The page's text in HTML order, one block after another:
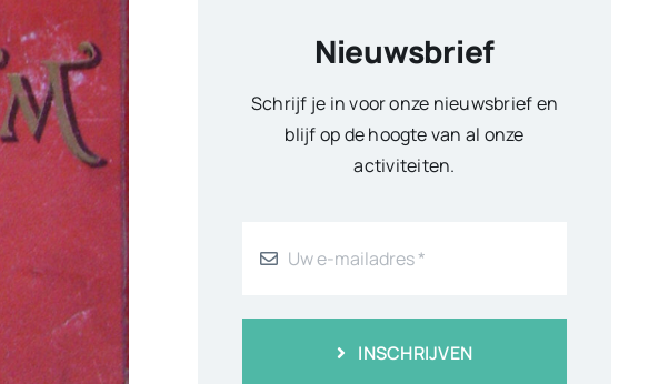
Nieuwsbrief
Schrijf je in voor onze nieuwsbrief en
blijf op de hoogte van al onze
activiteiten.
INSCHRIJVEN